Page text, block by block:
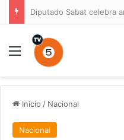
Menú
Inicio / Nacional
Nacional